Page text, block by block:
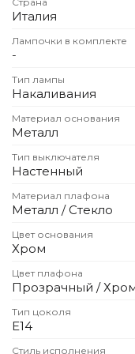
Детская мебель
Фитнес и wellness-
ROOM — Modern
ARTOPIA — Mid-
DAYZ — Ethno
Все коллекции
Подбор,
Декор
По типу
Для кухни
Предметы
Зеркала
Вентиляторы
Ковры
Италия
Лампочки в комплекте
-
Тип лампы
Накаливания
Материал основания
Металл
Тип выключателя
Настенный
Материал плафона
Металл / Стекло
Цвет основания
Хром
Цвет плафона
Прозрачный /
Тип цоколя
E14
Стиль исполнения